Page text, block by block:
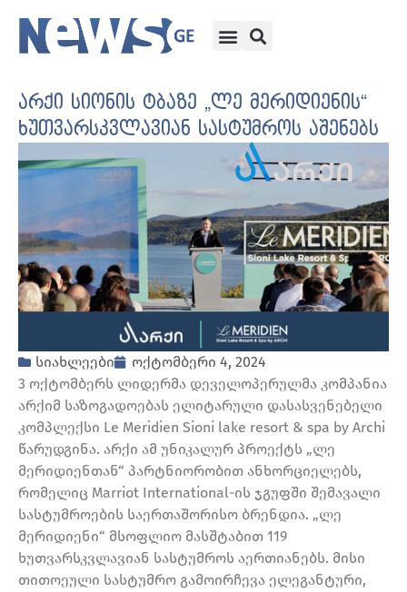
არქი სიონის ტბაზე „ლე მერიდიენის“
ხუთვარსკვლავიან სასტუმროს აშენებს
სიახლეები
ოქტომბერი 4, 2024
3 ოქტომბერს ლიდერმა დეველოპერულმა კომპანია
არქიმ საზოგადოებას ელიტარული დასასვენებელი
კომპლექსი Le Meridien Sioni lake resort & spa by Archi
წარუდგინა. არქი ამ უნიკალურ პროექტს „ლე
მერიდიენთან“ პარტნიორობით ანხორციელებს,
რომელიც Marriot International-ის ჯგუფში შემავალი
სასტუმროების საერთაშორისო ბრენდია. „ლე
მერიდიენი“ მსოფლიო მასშტაბით 119
ხუთვარსკვლავიან სასტუმროს აერთიანებს. მისი
თითოეული სასტუმრო გამოირჩევა ელეგანტური,